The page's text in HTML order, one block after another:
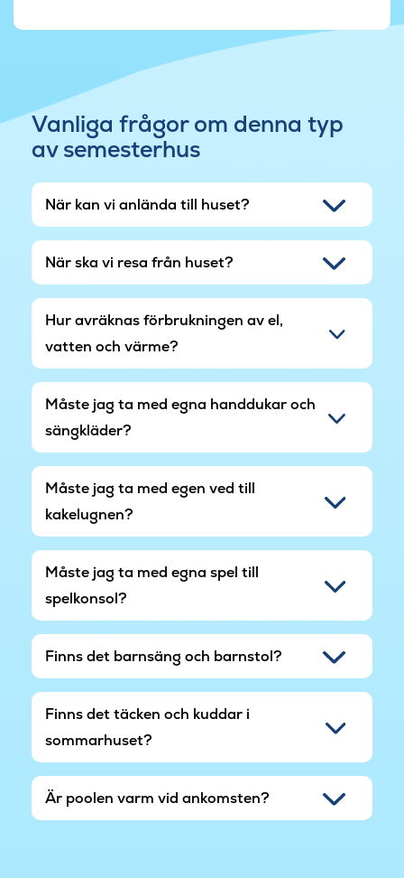
shoppingmöjligheter nås på cirka 45 minuter. I
Blokhus kan du dessutom hyra cyklar, besöka
skulpturparken eller bara njuta av den vackra
naturen.
3 husdjur tillåts i huset.
Vanliga frågor om denna typ
av semesterhus
När kan vi anlända till huset?
När ska vi resa från huset?
Hur avräknas förbrukningen av el,
vatten och värme?
Måste jag ta med egna handdukar och
sängkläder?
Måste jag ta med egen ved till
kakelugnen?
Måste jag ta med egna spel till
spelkonsol?
Finns det barnsäng och barnstol?
Finns det täcken och kuddar i
sommarhuset?
Är poolen varm vid ankomsten?